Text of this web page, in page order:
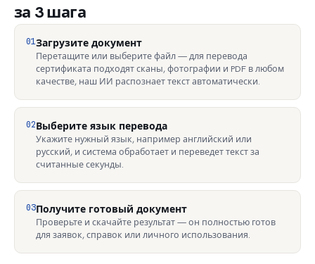
за 3 шага
01Загрузите документ
Перетащите или выберите файл — для перевода
сертификата подходят сканы, фотографии и PDF в любом
качестве, наш ИИ распознает текст автоматически.
02Выберите язык перевода
Укажите нужный язык, например английский или
русский, и система обработает и переведет текст за
считанные секунды.
03Получите готовый документ
Проверьте и скачайте результат — он полностью готов
для заявок, справок или личного использования.